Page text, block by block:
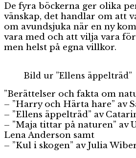
De fyra böckerna ger olika
vänskap, det handlar om att
om avundsjuka när en ny
vara med och att vilja vara
men helst på egna villkor.
Bild ur ”Ellens äppelträd”
”Berättelser och fakta om
– ”Harry och Härta hare” av
– ”Ellens äppelträd” av
– ”Maja tittar på naturen” av
Lena Anderson samt
– ”Kul i skogen” av Julia